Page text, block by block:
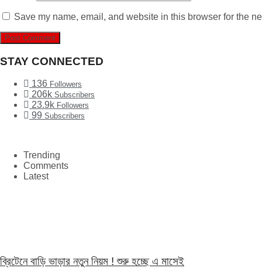
Save my name, email, and website in this browser for the
STAY CONNECTED
136 Followers
206k Subscribers
23.9k Followers
99 Subscribers
Trending
Comments
Latest
ব্রিটেনে বাড়ি ভাড়ার নতুন নিয়ম ! শুরু হচ্ছে এ মাসেই